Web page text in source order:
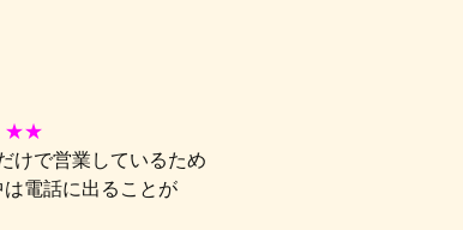
★★
けで営業しているため
電話に出ることが